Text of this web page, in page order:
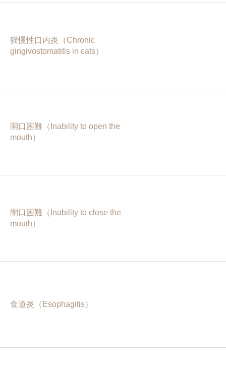
猫慢性口内炎（Chronic
gingivostomatitis in cats）
開口困難（Inability to open the
mouth）
閉口困難（Inability to close the
mouth）
食道炎（Esophagitis）